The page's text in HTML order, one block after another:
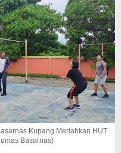
Kupang Meriahkan HUT
Basarnas)